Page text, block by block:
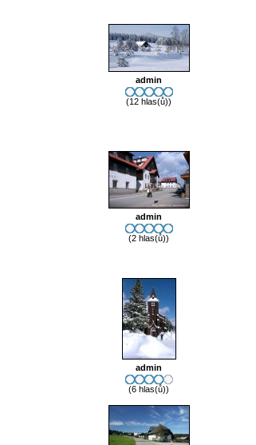
admin
(12 hlas(ů))
admin
(2 hlas(ů))
admin
(6 hlas(ů))